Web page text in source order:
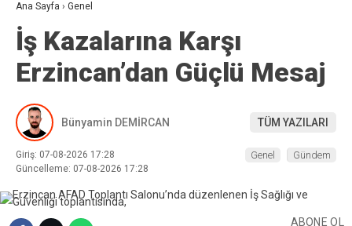
Ana Sayfa › Genel
İş Kazalarına Karşı
Erzincan’dan Güçlü Mesaj
Bünyamin DEMİRCAN TÜM YAZILARI
Giriş: 07-08-2026 17:28
Güncelleme: 07-08-2026 17:28
Genel Gündem
ABONE OL